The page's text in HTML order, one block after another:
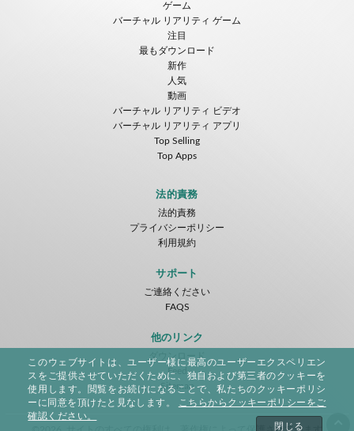
ゲーム
バーチャル リアリティ ゲーム
注目
最もダウンロード
新作
人気
動画
バーチャル リアリティ ビデオ
バーチャル リアリティ アプリ
Top Selling
Top Apps
法的責務
法的責務
プライバシーポリシー
利用規約
サポート
ご連絡ください
FAQS
他のリンク
ダウンロード
Feed
Sitemap
このウェブサイトは、ユーザー様に最高のユーザーエクスペリエン
スをご提供させていただくために、独自および第三者のクッキーを
使用します。閲覧をお続けになることで、私たちのクッキーポリシ
ーに同意を頂けたと見なします。 こちらからクッキーポリシーをご
確認ください。
閉じる